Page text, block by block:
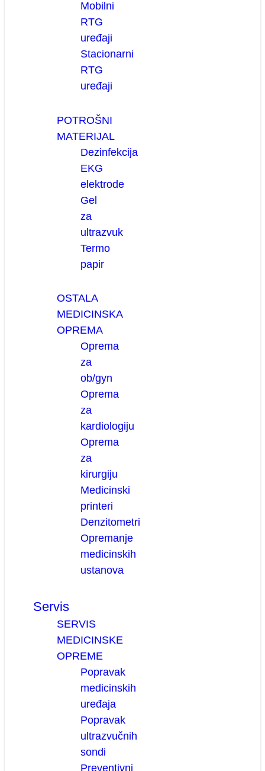
Mobilni
RTG
uređaji
Stacionarni
RTG
uređaji
POTROŠNI
MATERIJAL
Dezinfekcija
EKG
elektrode
Gel
za
ultrazvuk
Termo
papir
OSTALA
MEDICINSKA
OPREMA
Oprema
za
ob/gyn
Oprema
za
kardiologiju
Oprema
za
kirurgiju
Medicinski
printeri
Denzitometri
Opremanje
medicinskih
ustanova
Servis
SERVIS
MEDICINSKE
OPREME
Popravak
medicinskih
uređaja
Popravak
ultrazvučnih
sondi
Preventivni